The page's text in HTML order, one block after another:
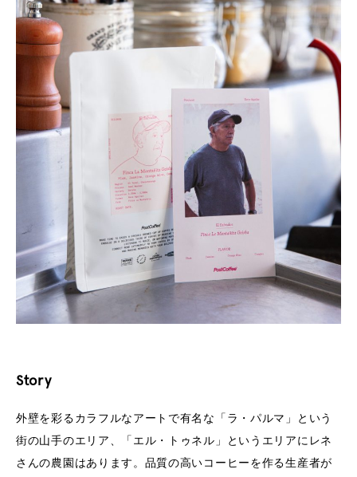
Story
外壁を彩るカラフルなアートで有名な「ラ・パルマ」という
街の山手のエリア、「エル・トゥネル」というエリアにレネ
さんの農園はあります。品質の高いコーヒーを作る生産者が